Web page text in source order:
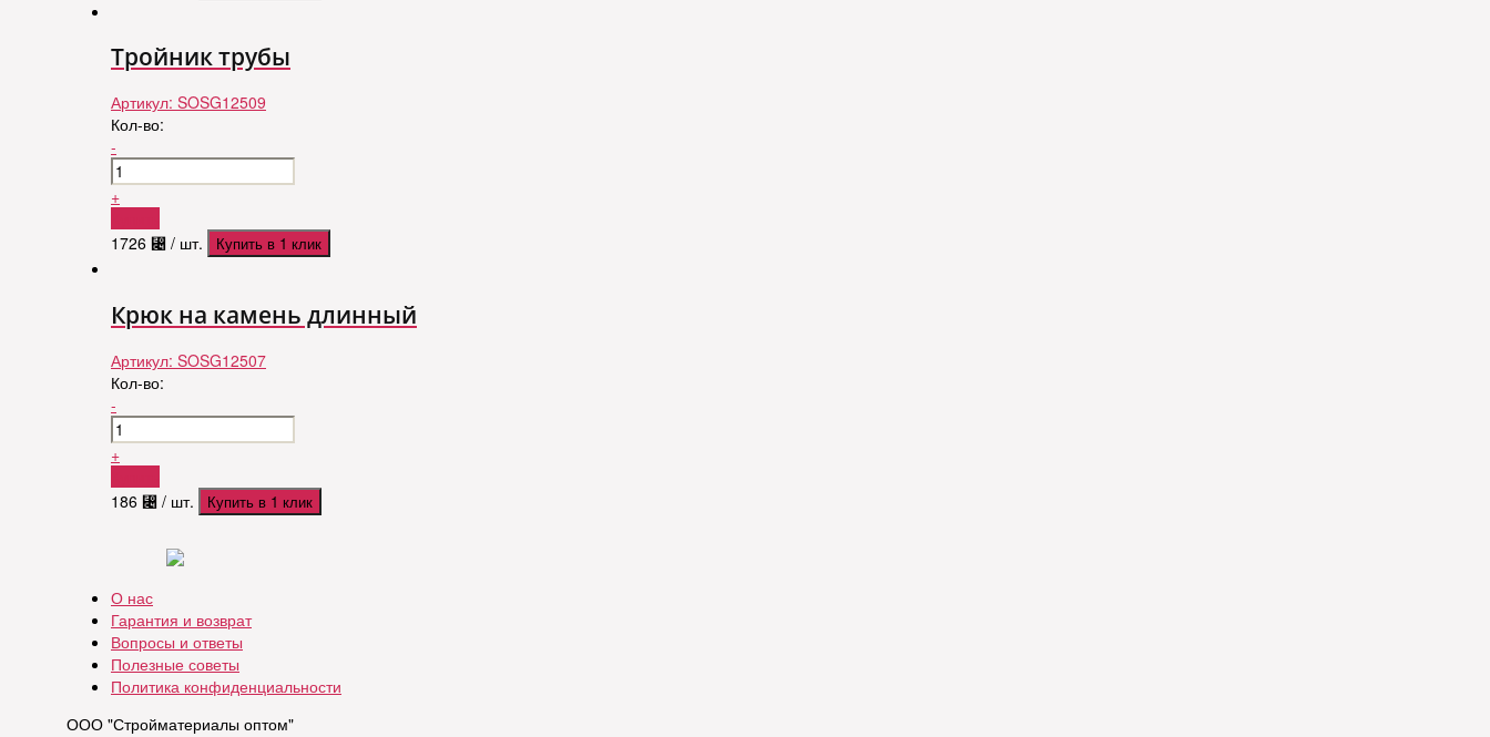
Тройник трубы
Артикул: SOSG12509
Кол-во:
-
+
1726 ⃄ / шт. Купить в 1 клик
Крюк на камень длинный
Артикул: SOSG12507
Кол-во:
-
+
186 ⃄ / шт. Купить в 1 клик
О нас
Гарантия и возврат
Вопросы и ответы
Полезные советы
Политика конфиденциальности
ООО "Стройматериалы оптом"